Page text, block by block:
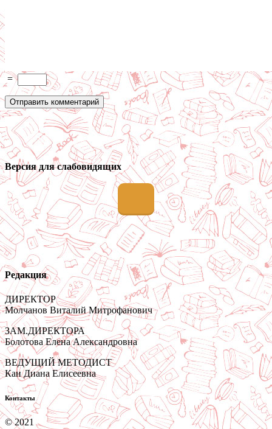
=
Версия для слабовидящих
Редакция
ДИРЕКТОР
Молчанов Виталий Митрофанович
ЗАМ.ДИРЕКТОРА
Болотова Елена Александровна
ВЕДУЩИЙ МЕТОДИСТ
Кан Диана Елисеевна
Контакты
© 2021